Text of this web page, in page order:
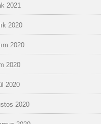
2021
2020
2020
2020
2020
2020